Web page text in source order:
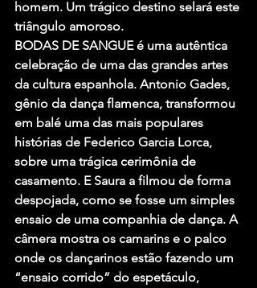
homem. Um trágico destino selará este
triângulo amoroso.
BODAS DE SANGUE é uma autêntica
celebração de uma das grandes artes
da cultura espanhola. Antonio Gades,
gênio da dança flamenca, transformou
em balé uma das mais populares
histórias de Federico Garcia Lorca,
sobre uma trágica cerimônia de
casamento. E Saura a filmou de forma
despojada, como se fosse um simples
ensaio de uma companhia de dança. A
câmera mostra os camarins e o palco
onde os dançarinos estão fazendo um
“ensaio corrido” do espetáculo,